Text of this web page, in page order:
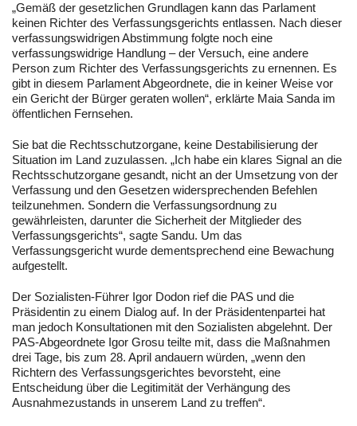
„Gemäß der gesetzlichen Grundlagen kann das Parlament
keinen Richter des Verfassungsgerichts entlassen. Nach dieser
verfassungswidrigen Abstimmung folgte noch eine
verfassungswidrige Handlung – der Versuch, eine andere
Person zum Richter des Verfassungsgerichts zu ernennen. Es
gibt in diesem Parlament Abgeordnete, die in keiner Weise vor
ein Gericht der Bürger geraten wollen“, erklärte Maia Sanda im
öffentlichen Fernsehen.
Sie bat die Rechtsschutzorgane, keine Destabilisierung der
Situation im Land zuzulassen. „Ich habe ein klares Signal an die
Rechtsschutzorgane gesandt, nicht an der Umsetzung von der
Verfassung und den Gesetzen widersprechenden Befehlen
teilzunehmen. Sondern die Verfassungsordnung zu
gewährleisten, darunter die Sicherheit der Mitglieder des
Verfassungsgerichts“, sagte Sandu. Um das
Verfassungsgericht wurde dementsprechend eine Bewachung
aufgestellt.
Der Sozialisten-Führer Igor Dodon rief die PAS und die
Präsidentin zu einem Dialog auf. In der Präsidentenpartei hat
man jedoch Konsultationen mit den Sozialisten abgelehnt. Der
PAS-Abgeordnete Igor Grosu teilte mit, dass die Maßnahmen
drei Tage, bis zum 28. April andauern würden, „wenn den
Richtern des Verfassungsgerichtes bevorsteht, eine
Entscheidung über die Legitimität der Verhängung des
Ausnahmezustands in unserem Land zu treffen“.